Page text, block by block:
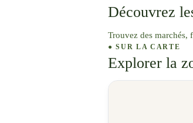
Découvrez
Trouvez des marchés,
● SUR LA CARTE
Explorer la